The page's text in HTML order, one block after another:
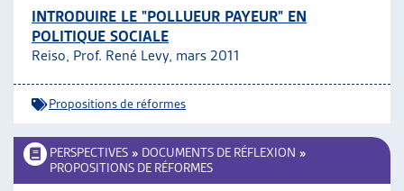
INTRODUIRE LE "POLLUEUR PAYEUR" EN
POLITIQUE SOCIALE
Reiso, Prof. René Levy, mars 2011
Propositions de réformes
PERSPECTIVES » DOCUMENTS DE RÉFLEXION »
PROPOSITIONS DE RÉFORMES